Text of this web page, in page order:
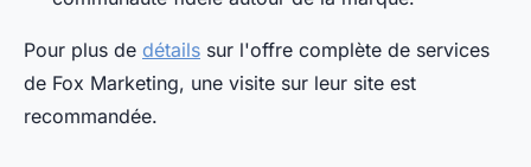
Pour plus de détails sur l'offre complète de services
de Fox Marketing, une visite sur leur site est
recommandée.